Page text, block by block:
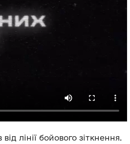
лінії бойового зіткнення.